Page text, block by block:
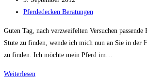
veröffentlicht:
Beitrags-
Pferdedecken Beratungen
Guten Tag, nach verzweifelten Versuchen
Stute zu finden, wende ich mich nun an Sie in der
zu finden. Ich möchte mein Pferd im…
Weiterlesen